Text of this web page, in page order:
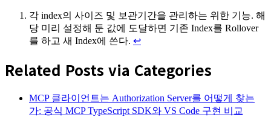
각 index의 사이즈 및 보관기간을 관리하는 위한 기능. 해
당 미리 설정해 둔 값에 도달하면 기존 Index를 Rollover
를 하고 새 Index에 쓴다. ↩︎
Related Posts via Categories
MCP 클라이언트는 Authorization Server를 어떻게 찾는
가: 공식 MCP TypeScript SDK와 VS Code 구현 비교